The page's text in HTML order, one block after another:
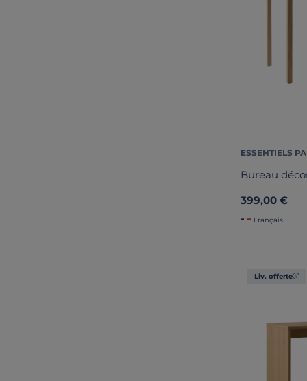
ESSENTIELS
Bureau
399,00 €
Français
Liv. offerte